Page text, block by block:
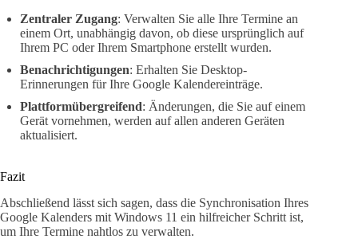
Zentraler Zugang: Verwalten Sie alle Ihre Termine an
einem Ort, unabhängig davon, ob diese ursprünglich auf
Ihrem PC oder Ihrem Smartphone erstellt wurden.
Benachrichtigungen: Erhalten Sie Desktop-
Erinnerungen für Ihre Google Kalendereinträge.
Plattformübergreifend: Änderungen, die Sie auf einem
Gerät vornehmen, werden auf allen anderen Geräten
aktualisiert.
Fazit
Abschließend lässt sich sagen, dass die Synchronisation Ihres
Google Kalenders mit Windows 11 ein hilfreicher Schritt ist,
um Ihre Termine nahtlos zu verwalten.